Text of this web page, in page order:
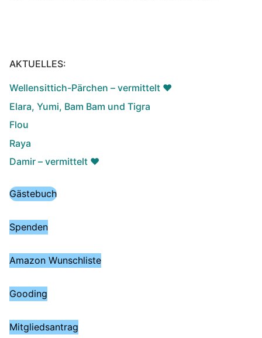
AKTUELLES:
Wellensittich-Pärchen – vermittelt ♥️
Elara, Yumi, Bam Bam und Tigra
Flou
Raya
Damir – vermittelt ♥️
Gästebuch
Spenden
Amazon Wunschliste
Gooding
Mitgliedsantrag